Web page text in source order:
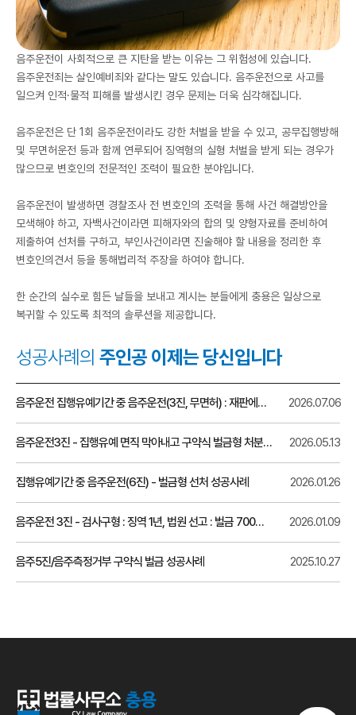
음주운전이 사회적으로 큰 지탄을 받는 이유는 그 위험성에 있습니다.
음주운전죄는 살인예비죄와 같다는 말도 있습니다. 음주운전으로 사고를
일으켜 인적·물적 피해를 발생시킨 경우 문제는 더욱 심각해집니다.
음주운전은 단 1회 음주운전이라도 강한 처벌을 받을 수 있고, 공무집행방해
및 무면허운전 등과 함께 연루되어 징역형의 실형 처벌을 받게 되는 경우가
많으므로 변호인의 전문적인 조력이 필요한 분야입니다.
음주운전이 발생하면 경찰조사 전 변호인의 조력을 통해 사건 해결방안을
모색해야 하고, 자백사건이라면 피해자와의 합의 및 양형자료를 준비하여
제출하여 선처를 구하고, 부인사건이라면 진술해야 할 내용을 정리한 후
변호인의견서 등을 통해법리적 주장을 하여야 합니다.
한 순간의 실수로 힘든 날들을 보내고 계시는 분들에게 충용은 일상으로
복귀할 수 있도록 최적의 솔루션을 제공합니다.
성공사례의 주인공 이제는 당신입니다
음주운전 집행유예기간 중 음주운전(3진, 무면허) : 재판에서 벌금형 선처 성공사례 2026.07.06
음주운전3진 - 집행유예 면직 막아내고 구약식 벌금형 처분 성공사례 2026.05.13
집행유예기간 중 음주운전(6진) - 벌금형 선처 성공사례 2026.01.26
음주운전 3진 - 검사구형 : 징역 1년, 법원 선고 : 벌금 700만원 2026.01.09
음주5진/음주측정거부 구약식 벌금 성공사례 2025.10.27